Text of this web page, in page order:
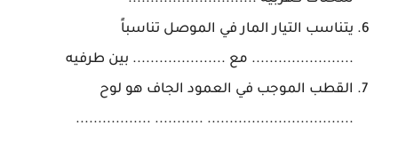
يتناسب التيار المار في الموصل تناسباً
....................... مع ..................... بين طرفيه
القطب الموجب في العمود الجاف هو لوح
................................. ........... .................